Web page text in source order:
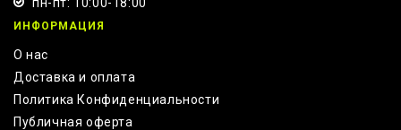
ИНФОРМАЦИЯ
О нас
Доставка и оплата
Политика Конфиденциальности
Публичная оферта